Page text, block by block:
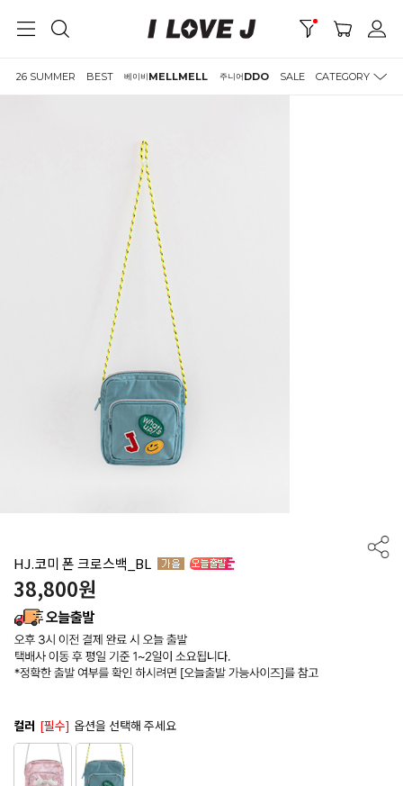
26 SUMMER BEST 베이비MELLMELL 주니어DDO SALE CATEGORY
HJ.코미 폰 크로스백_BL
38,800원
컬러 [필수] 옵션을 선택해 주세요